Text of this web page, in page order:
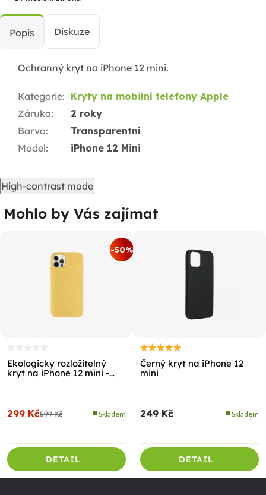
Popis Diskuze
Ochranný kryt na iPhone 12 mini.
Kategorie: Kryty na mobilní telefony Apple
Záruka:
2 roky
Barva:
Transparentní
Model: iPhone 12 Mini
High-contrast mode
Mohlo by Vás zajímat
-50%
Ekologicky rozložitelný
kryt na iPhone 12 mini -
599 Kč
299 Kč Skladem
DETAIL
Černý kryt na iPhone 12
mini
249 Kč Skladem
DETAIL